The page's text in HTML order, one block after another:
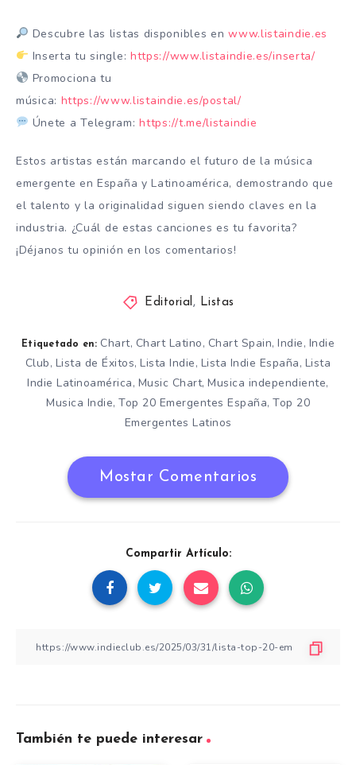
Descubre las listas disponibles enwww.listaindie.es
Inserta tu single: https://www.listaindie.es/inserta/
Promociona tu
música: https://www.listaindie.es/postal/
Únete a Telegram:https://t.me/listaindie
Estos artistas están marcando el futuro de la música
emergente en España y Latinoamérica, demostrando que
el talento y la originalidad siguen siendo claves en la
industria. ¿Cuál de estas canciones es tu favorita?
¡Déjanos tu opinión en los comentarios!
Editorial, Listas
Etiquetado en: Chart, Chart Latino, Chart Spain, Indie, Indie
Club, Lista de Éxitos,Lista Indie, Lista Indie España, Lista
Indie Latinoamérica, Music Chart,Musica independiente,
Musica Indie, Top 20 Emergentes España, Top 20
Emergentes Latinos
Mostar Comentarios
Compartir Artículo:
También te puede interesar